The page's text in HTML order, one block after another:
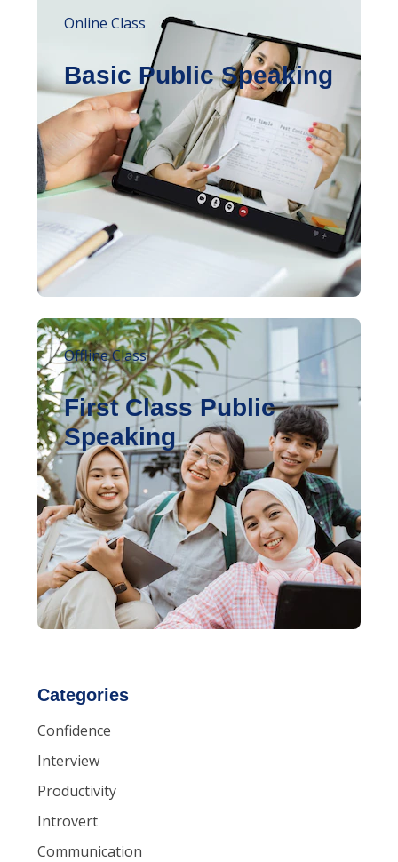
Categories
Confidence
Interview
Productivity
Introvert
Communication
Online Class
Basic Public Speaking
Offline Class
First Class Public
Speaking